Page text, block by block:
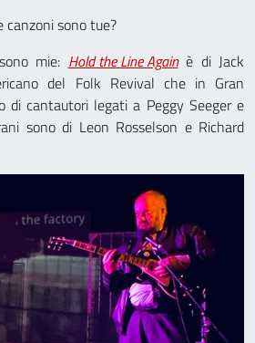
canzoni sono tue?
mie: Hold the Line Againè di Jack
del Folk Revival che in Gran
di cantautori legati a Peggy Seeger e
sono di Leon Rosselson e Richard